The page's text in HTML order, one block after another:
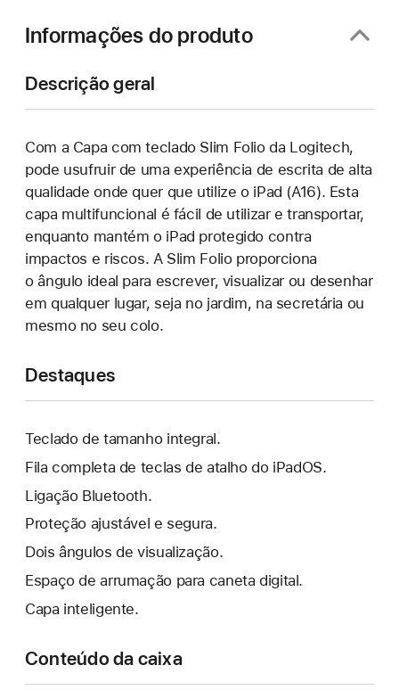
Informações do produto
Descrição geral
Com a Capa com teclado Slim Folio da Logitech,
pode usufruir de uma experiência de escrita de alta
qualidade onde quer que utilize o iPad (A16). Esta
capa multifuncional é fácil de utilizar e transportar,
enquanto mantém o iPad protegido contra
impactos e riscos. A Slim Folio proporciona
o ângulo ideal para escrever, visualizar ou desenhar
em qualquer lugar, seja no jardim, na secretária ou
mesmo no seu colo.
Destaques
Teclado de tamanho integral.
Fila completa de teclas de atalho do iPadOS.
Ligação Bluetooth.
Proteção ajustável e segura.
Dois ângulos de visualização.
Espaço de arrumação para caneta digital.
Capa inteligente.
Conteúdo da caixa